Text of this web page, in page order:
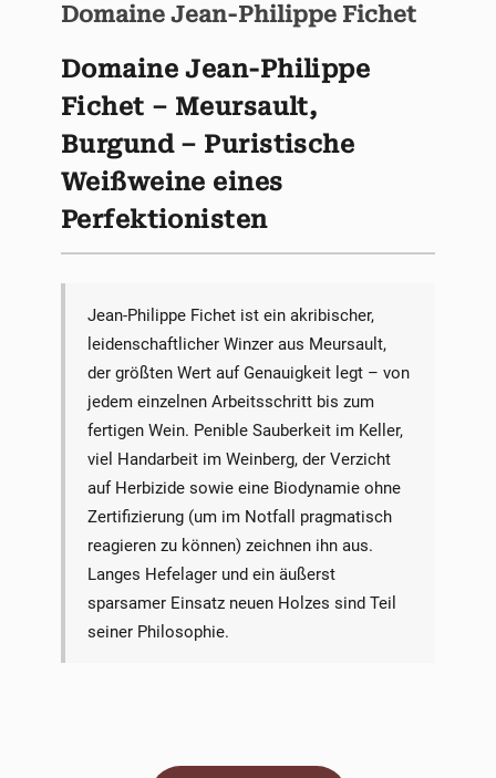
Domaine Jean-Philippe Fichet
Domaine Jean-Philippe
Fichet – Meursault,
Burgund – Puristische
Weißweine eines
Perfektionisten
Jean-Philippe Fichet ist ein akribischer,
leidenschaftlicher Winzer aus Meursault,
der größten Wert auf Genauigkeit legt – von
jedem einzelnen Arbeitsschritt bis zum
fertigen Wein. Penible Sauberkeit im Keller,
viel Handarbeit im Weinberg, der Verzicht
auf Herbizide sowie eine Biodynamie ohne
Zertifizierung (um im Notfall pragmatisch
reagieren zu können) zeichnen ihn aus.
Langes Hefelager und ein äußerst
sparsamer Einsatz neuen Holzes sind Teil
seiner Philosophie.